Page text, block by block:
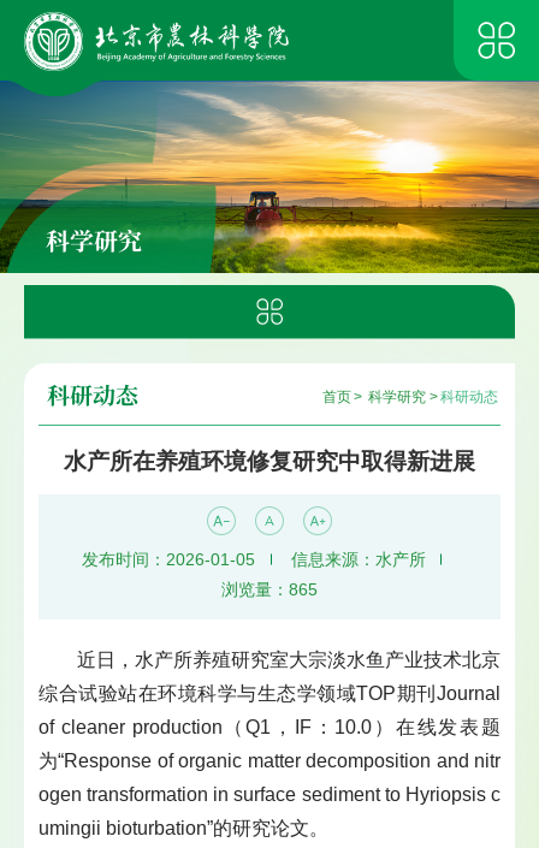
科学研究
首页> 科学研究 >科研动态
科研动态
水产所在养殖环境修复研究中取得新进展
发布时间：2026-01-05
信息来源：水产所
浏览量： 865
近日，水产所养殖研究室大宗淡水鱼产业技术北京
综合试验站在环境科学与生态学领域TOP期刊Journal
of cleaner production（Q1，IF：10.0）在线发表题
为“Response of organic matter decomposition and nitr
ogen transformation in surface sediment to Hyriopsis c
umingii bioturbation”的研究论文。